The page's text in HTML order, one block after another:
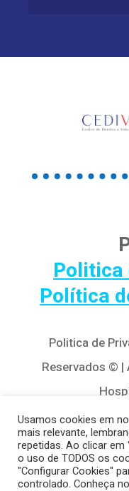
Politica
Política
Politica de
Reservados ©
Av. Agostinho
(41) 3122-
Usamos cookies em
mais relevante,
repetidas. Ao clicar em
o uso de TODOS os
"Configurar Cookies"
controlado. Conheça